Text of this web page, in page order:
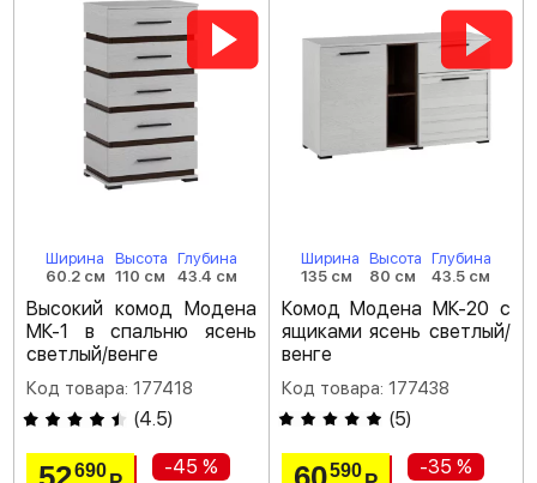
Ширина
60.2 см
Высота
110 см
Глубина
43.4 см
Высокий комод Модена
МК-1 в спальню ясень
светлый/венге
Код товара: 177418
(4.5)
690
-45 %
Ширина
135 см
Высота
80 см
Глубина
43.5 см
Комод Модена МК-20 с
ящиками ясень светлый/
венге
Код товара: 177438
(5)
590
-35 %